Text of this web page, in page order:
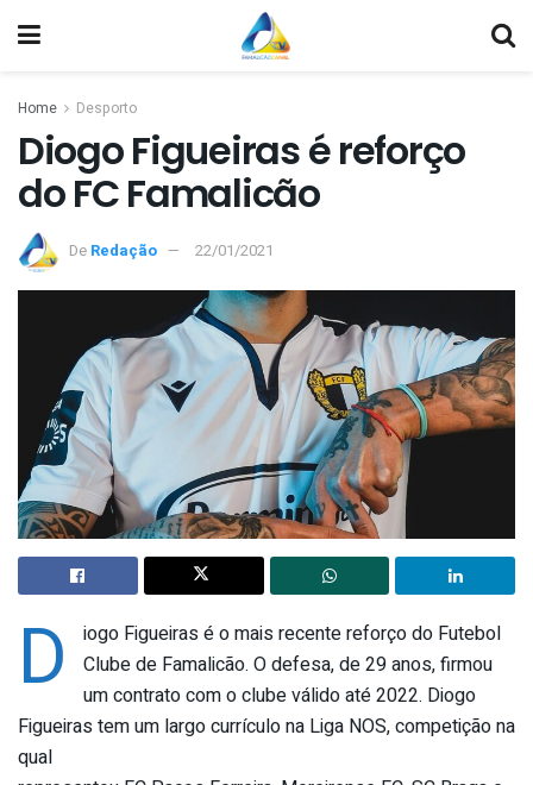
Home Desporto
Diogo Figueiras é reforço
do FC Famalicão
De Redação 22/01/2021
D
iogo Figueiras é o mais recente reforço do Futebol
Clube de Famalicão. O defesa, de 29 anos, firmou
um contrato com o clube válido até 2022. Diogo
Figueiras tem um largo currículo na Liga NOS, competição na
qual